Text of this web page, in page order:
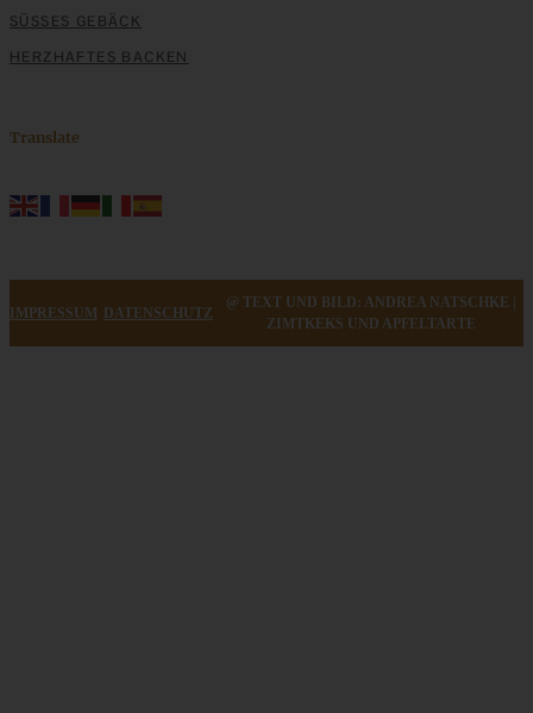
SÜSSES GEBÄCK
HERZHAFTES BACKEN
Translate
IMPRESSUM DATENSCHUTZ
@ TEXT UND BILD: ANDREA NATSCHKE |
ZIMTKEKS UND APFELTARTE